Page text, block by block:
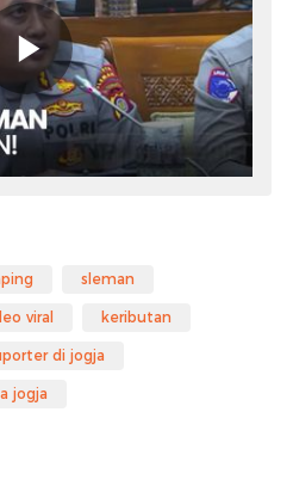
sleman
viral keributan
di jogja
jogja